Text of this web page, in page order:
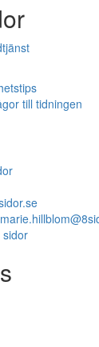
till tidningen
sidor